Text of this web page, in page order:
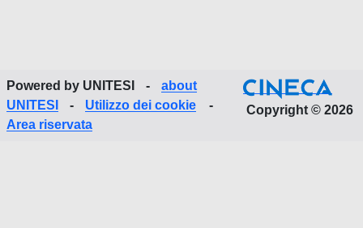
Powered by UNITESI -
about
UNITESI
- Utilizzo dei cookie
-
Area riservata
Copyright © 2026